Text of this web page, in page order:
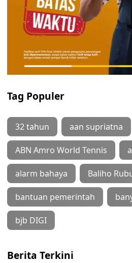
Tag Populer
32 tahun aan supriatna
ABN Amro World Tennis
alarm bahaya Baliho
bantuan pemerintah
bjb DIGI
Berita Terkini